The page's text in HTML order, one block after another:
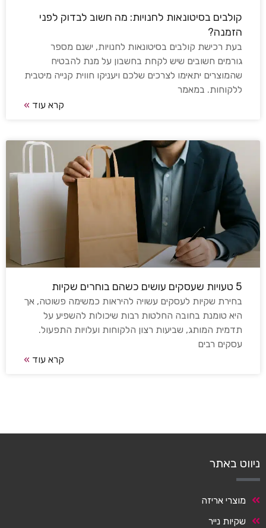
קולבים בסיטונאות לחנויות: מה חשוב לבדוק לפני
הזמנה?
בעת רכישת קולבים בסיטונאות לחנויות, ישנם מספר
גורמים חשובים שיש לקחת בחשבון על מנת להבטיח
שהמוצרים יתאימו לצרכים שלכם ויעניקו חווית קנייה מיטבית
ללקוחות. במאמר
קרא עוד »
5 טעויות שעסקים עושים כשהם בוחרים שקיות
בחירת שקיות לעסקים עשויה להיראות כמשימה פשוטה, אך
היא טומנת בחובה החלטות רבות שיכולות להשפיע על
תדמית המותג, שביעות רצון הלקוחות ועלויות התפעול.
עסקים רבים
קרא עוד »
ניווט באתר
מוצרי אריזה
שקיות נייר